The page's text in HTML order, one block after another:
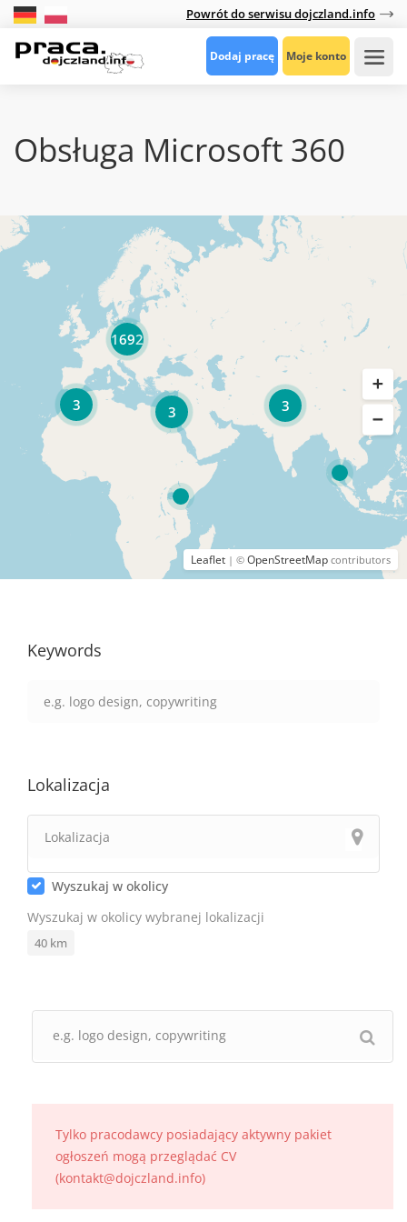
Powrót do serwisu dojczland.info
Dodaj pracę Moje konto
Obsługa Microsoft 360
3
3
3
1692
Leaflet | © OpenStreetMap contributors
Keywords
Lokalizacja
Wyszukaj w okolicy
Wyszukaj w okolicy wybranej lokalizacji
40 km
Tylko pracodawcy posiadający aktywny pakiet
ogłoszeń mogą przeglądać CV
(kontakt@dojczland.info)